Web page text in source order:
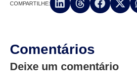
COMPARTILHE:
Comentários
Deixe um comentário